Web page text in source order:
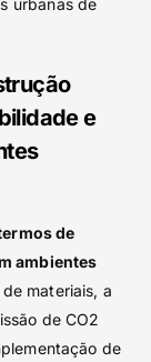
urbanas de
e
de
ambientes
materiais, a
de CO2
de